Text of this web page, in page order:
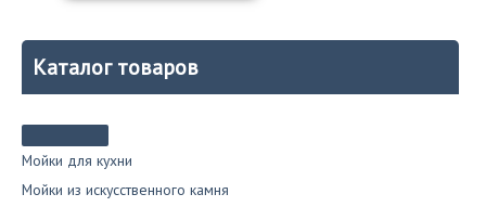
Каталог товаров
Мойки для кухни
Мойки из искусственного камня